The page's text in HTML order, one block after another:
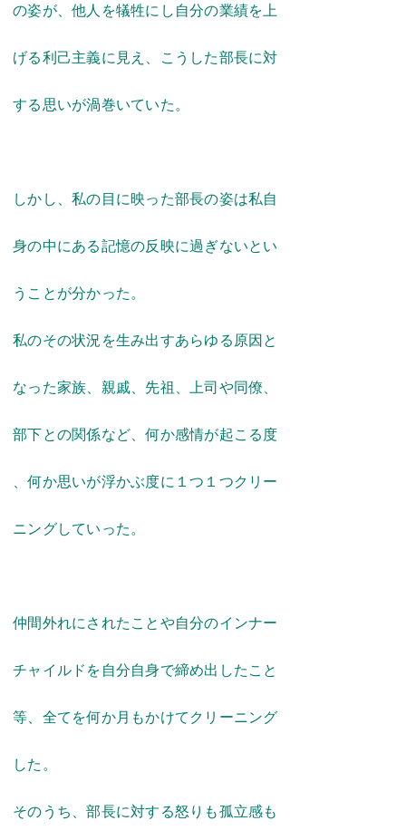
の姿が、他人を犠牲にし自分の業績を上
げる利己主義に見え、こうした部長に対
する思いが渦巻いていた。
しかし、 私の目に映っ た部長の姿は私自
身の中にある記憶の反映に過ぎないとい
う ことが分かった。
私のその状況を生み出すあらゆる原因と
なった家族、親戚、先祖、上司や同僚、
部下との関係など、何か感情が起こる度
、何か思いが浮かぶ度に１つ１つクリー
ニングしていった。
仲間外れにされたことや自分のインナー
チャイルドを自分自身で締め出したこと
等、全てを何か月もかけてクリーニング
した。
そのうち、部長に対する怒りも孤立感も